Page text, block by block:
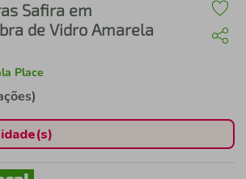
Safira em
de Vidro Amarela
Place